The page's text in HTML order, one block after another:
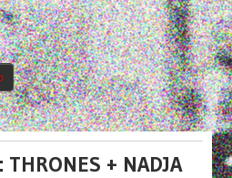
THRONES + NADJA